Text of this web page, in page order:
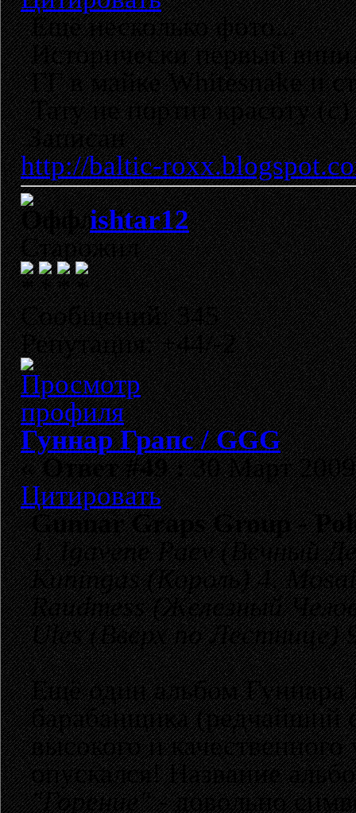
Ещё несколько фото...
Исторически первый
ГГ в майке Whitesnake и
Тату не портит красоту (с)
Записан
http://baltic-
ishtar12
Старожил
Сообщений: 345
Репутация: +44/-2
Гуннар Грапс / GGG
«Ответ #49 :30 Март
Цитировать
Gunnar Graps Group -
1. Igavene Paev (Вечный
Kuningas (Король) 4.
Raudmess (Железный
Ules (Вверх по
Ещё один альбом Гуннара
барабанщика (редчайший
высокого и
опускался! Название
"Горение"- довольно